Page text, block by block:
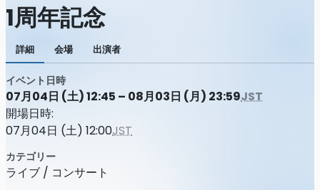
1周年記念
詳細 会場 出演者
イベント日時
07月04日 (土) 12:45 – 08月03日 (月) 23:59JST
開場日時:
07月04日 (土) 12:00JST
カテゴリー
ライブ / コンサート